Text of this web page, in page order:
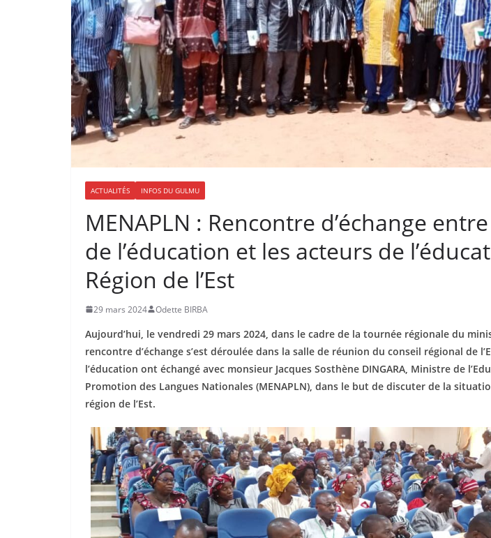
ACTUALITÉS INFOS DU GULMU
MENAPLN : Rencontre d’échange
de l’éducation et les acteurs de
Région de l’Est
29 mars 2024 Odette BIRBA
Aujourd’hui, le vendredi 29 mars 2024, dans le cadre de la tournée régionale du
rencontre d’échange s’est déroulée dans la salle de réunion du conseil régional de
l’éducation ont échangé avec monsieur Jacques Sosthène DINGARA, Ministre de
Promotion des Langues Nationales (MENAPLN), dans le but de discuter de la
région de l’Est.